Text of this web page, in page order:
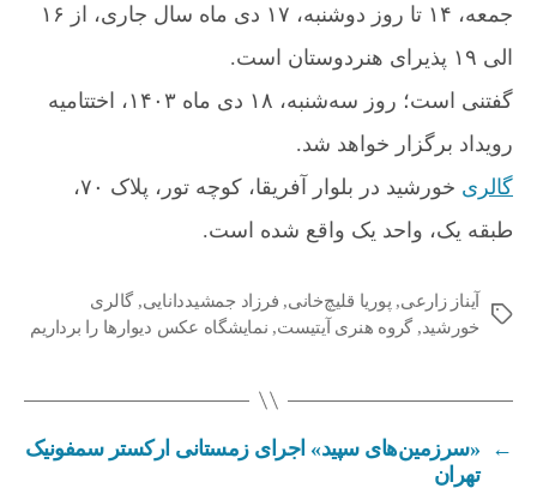
جمعه، ۱۴ تا روز دوشنبه، ۱۷ دی ماه سال جاری، از ۱۶
الی ۱۹ پذیرای هنردوستان است.
گفتنی است؛ روز سه‌شنبه، ۱۸ دی ماه ۱۴۰۳، اختتامیه
رویداد برگزار خواهد شد.
گالری
خورشید در بلوار آفریقا، کوچه تور، پلاک ۷۰،
طبقه یک، واحد یک واقع شده است.
ب
آیناز زارعی, پوریا قلیچ‌خانی, فرزاد جمشیددانایی, گالری
خورشید, گروه هنری آیتیست, نمایشگاه عکس دیوارها را برداریم
←
«سرزمین‌های سپید» اجرای زمستانی ارکستر سمفونیک
تهران